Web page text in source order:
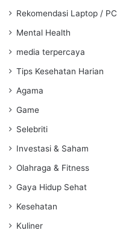
Rekomendasi Laptop / PC
Mental Health
media terpercaya
Tips Kesehatan Harian
Agama
Game
Selebriti
Investasi & Saham
Olahraga & Fitness
Gaya Hidup Sehat
Kesehatan
Kuliner